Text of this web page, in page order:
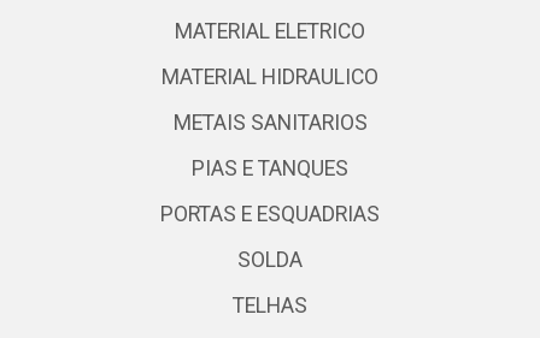
MATERIAL ELETRICO
MATERIAL HIDRAULICO
METAIS SANITARIOS
PIAS E TANQUES
PORTAS E ESQUADRIAS
SOLDA
TELHAS